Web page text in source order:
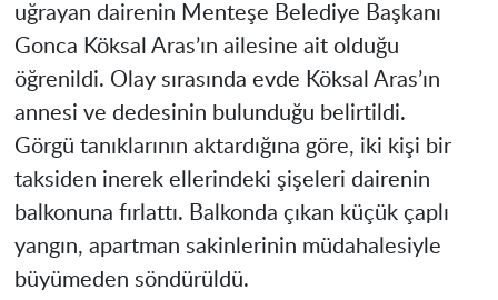
uğrayan dairenin Menteşe Belediye Başkanı
Gonca Köksal Aras’ın ailesine ait olduğu
öğrenildi. Olay sırasında evde Köksal Aras’ın
annesi ve dedesinin bulunduğu belirtildi.
Görgü tanıklarının aktardığına göre, iki kişi bir
taksiden inerek ellerindeki şişeleri dairenin
balkonuna fırlattı. Balkonda çıkan küçük çaplı
yangın, apartman sakinlerinin müdahalesiyle
büyümeden söndürüldü.